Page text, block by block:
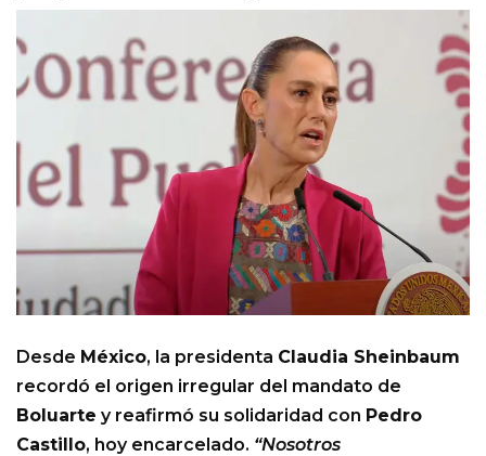
Desde México, la presidenta Claudia Sheinbaum
recordó el origen irregular del mandato de
Boluarte y reafirmó su solidaridad con Pedro
Castillo, hoy encarcelado. “Nosotros